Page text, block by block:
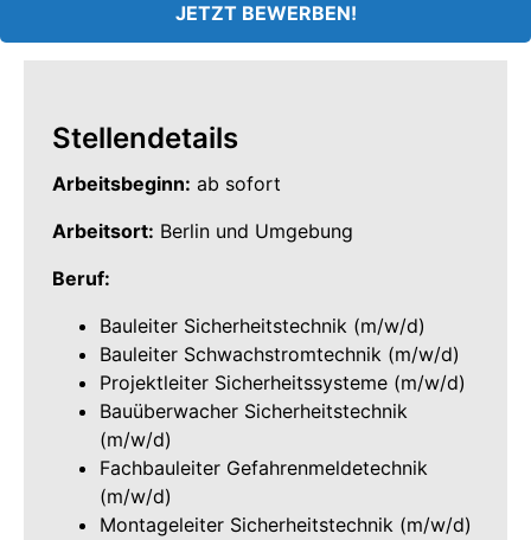
JETZT BEWERBEN!
Stellendetails
Arbeitsbeginn: ab sofort
Arbeitsort: Berlin und Umgebung
Beruf:
Bauleiter Sicherheitstechnik (m/w/d)
Bauleiter Schwachstromtechnik (m/w/d)
Projektleiter Sicherheitssysteme (m/w/d)
Bauüberwacher Sicherheitstechnik
(m/w/d)
Fachbauleiter Gefahrenmeldetechnik
(m/w/d)
Montageleiter Sicherheitstechnik (m/w/d)